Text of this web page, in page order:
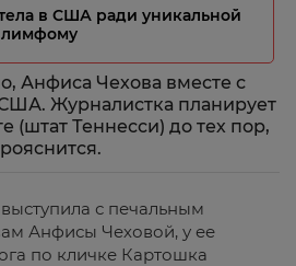
в США ради уникальной
лимфому
Анфиса Чехова вместе с
Журналистка планирует
(штат Теннесси) до тех пор,
с печальным
Анфисы Чеховой, у ее
по кличке Картошка